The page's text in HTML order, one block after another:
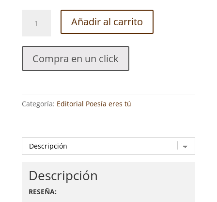
INSTANTE.
LARBI
cantidad
Añadir al carrito
Compra en un click
Categoría: Editorial Poesía eres tú
Descripción
RESEÑA: